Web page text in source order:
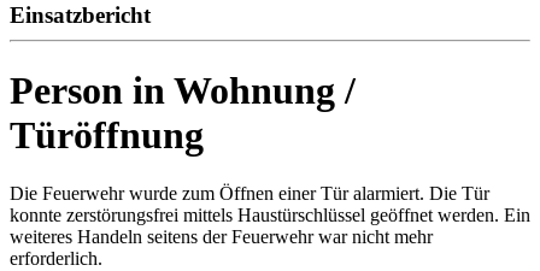
Einsatzbericht
Person in Wohnung /
Türöffnung
Die Feuerwehr wurde zum Öffnen einer Tür alarmiert. Die Tür
konnte zerstörungsfrei mittels Haustürschlüssel geöffnet werden. Ein
weiteres Handeln seitens der Feuerwehr war nicht mehr
erforderlich.